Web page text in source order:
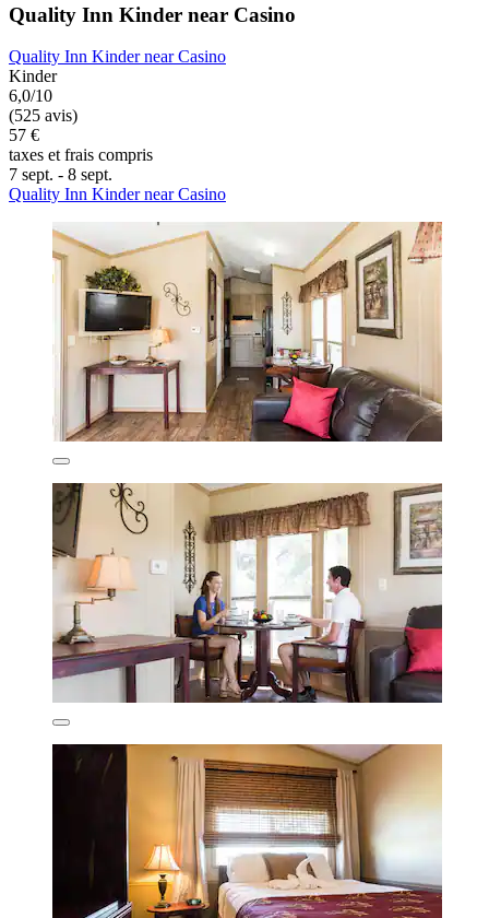
Quality Inn Kinder near Casino
Quality Inn Kinder near Casino
Kinder
6,0/10
(525 avis)
57 €
taxes et frais compris
7 sept. - 8 sept.
Quality Inn Kinder near Casino